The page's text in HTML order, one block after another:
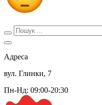
Адреса
вул. Глинки, 7
Пн-Нд: 09:00-20:30